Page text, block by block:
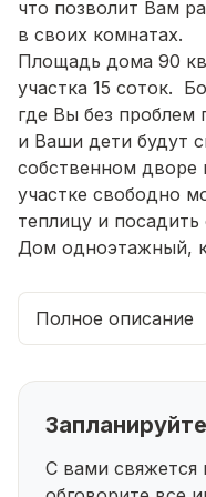
что позволит Вам
в своих комнатах.
Площадь дома 90
участка 15 соток.
где Вы без проблем
и Ваши дети будут
собственном дворе
участке свободно
теплицу и посадить
Дом одноэтажный,
ленточный, кровля
коммуникации:
при коммунальных
проложена газовая
желании завести в
Отделка
Полное описание
С вами свяжется